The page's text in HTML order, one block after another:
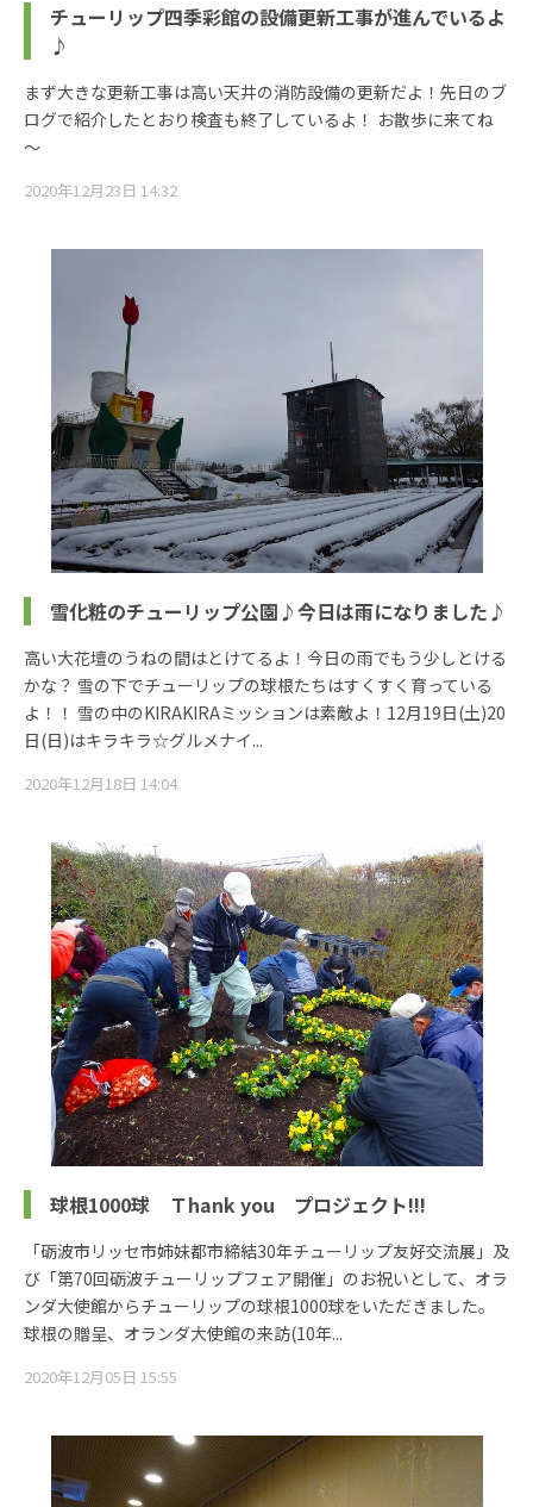
チューリップ四季彩館の設備更新工事が進んでいるよ
♪
まず大きな更新工事は高い天井の消防設備の更新だよ！先日のブ
ログで紹介したとおり検査も終了しているよ！ お散歩に来てね
～
2020年12月23日 14:32
雪化粧のチューリップ公園♪今日は雨になりました♪
高い大花壇のうねの間はとけてるよ！今日の雨でもう少しとける
かな？ 雪の下でチューリップの球根たちはすくすく育っている
よ！！ 雪の中のKIRAKIRAミッションは素敵よ！12月19日(土)20
日(日)はキラキラ☆グルメナイ...
2020年12月18日 14:04
球根1000球 Ｔhank you プロジェクト!!!
「砺波市リッセ市姉妹都市締結30年チューリップ友好交流展」及
び「第70回砺波チューリップフェア開催」のお祝いとして、オラ
ンダ大使館からチューリップの球根1000球をいただきました。
球根の贈呈、オランダ大使館の来訪(10年...
2020年12月05日 15:55